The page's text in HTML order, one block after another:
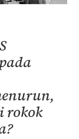
rokok